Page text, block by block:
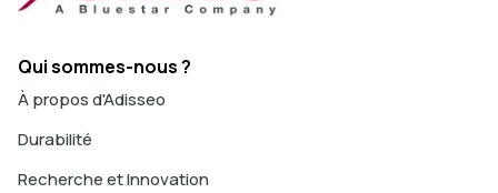
Qui sommes-nous ?
À propos d'Adisseo
Durabilité
Recherche et Innovation